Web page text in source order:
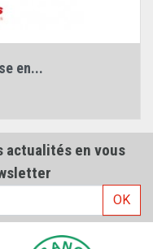
en...
actualités en vous
OK